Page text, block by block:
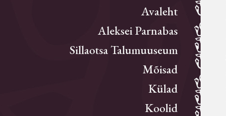
Avaleht
Aleksei Parnabas
Sillaotsa Talumuuseum
Mõisad
Külad
Koolid